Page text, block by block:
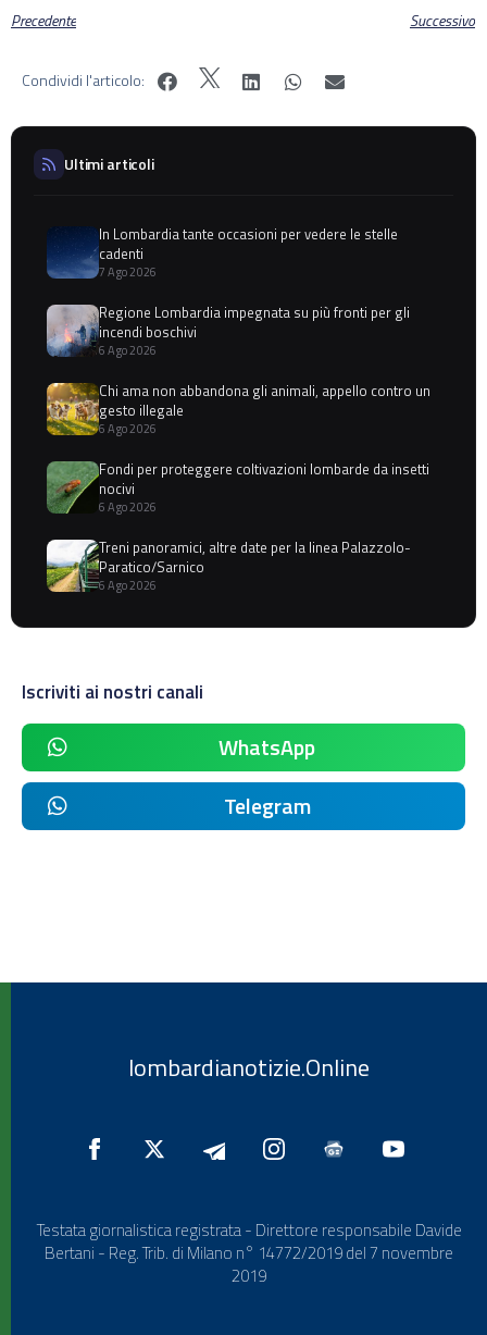
Precedente Successivo
Condividi l'articolo:
Ultimi articoli
In Lombardia tante occasioni per vedere le stelle
cadenti
7 Ago 2026
Regione Lombardia impegnata su più fronti per gli
incendi boschivi
6 Ago 2026
Chi ama non abbandona gli animali, appello contro un
gesto illegale
6 Ago 2026
Fondi per proteggere coltivazioni lombarde da insetti
nocivi
6 Ago 2026
Treni panoramici, altre date per la linea Palazzolo-
Paratico/Sarnico
6 Ago 2026
Iscriviti ai nostri canali
WhatsApp
Telegram
lombardianotizie.Online
Testata giornalistica registrata - Direttore responsabile Davide
Bertani - Reg. Trib. di Milano n° 14772/2019 del 7 novembre
2019